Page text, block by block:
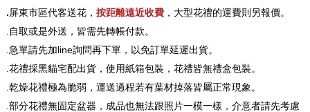
.屏東市區代客送花， 按距離遠近收費，大型花禮的運費則另報價。
.自取或是外送，皆需先轉帳付款。
.急單請先加line詢問再下單，以免訂單延遲出貨。
.花禮採黑貓宅配出貨，使用紙箱包裝，花禮皆無禮盒包裝。
.乾燥花禮極為脆弱，運送過程若有葉材掉落皆屬正常現象。
.部分花禮無固定盆器，成品也無法跟照片一模一樣，介意者請先考慮